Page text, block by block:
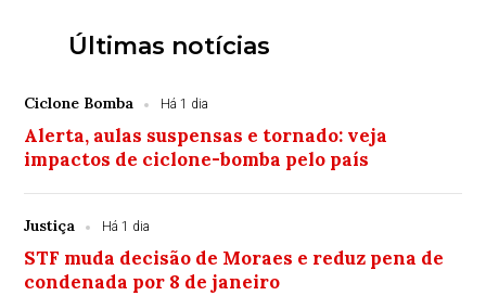
Últimas notícias
Ciclone Bomba Há 1 dia
Alerta, aulas suspensas e tornado: veja
impactos de ciclone-bomba pelo país
Justiça Há 1 dia
STF muda decisão de Moraes e reduz pena de
condenada por 8 de janeiro